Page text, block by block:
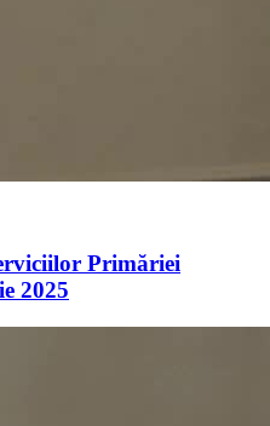
Primăriei
2025